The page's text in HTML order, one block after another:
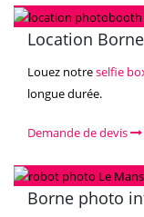
Location
Louez notreselfie
longue durée.
Demande de devis
Borne photo